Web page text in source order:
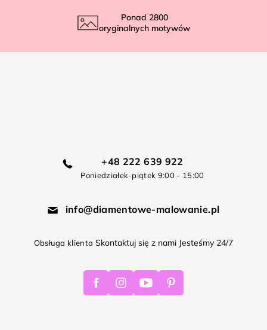
Ponad 2800
oryginalnych motywów
+48 222 639 922
Poniedziałek-piątek 9:00 - 15:00
info@diamentowe-malowanie.pl
Obsługa klienta Skontaktuj się z nami Jesteśmy 24/7
FacebookInstagramYoutube Pinterest